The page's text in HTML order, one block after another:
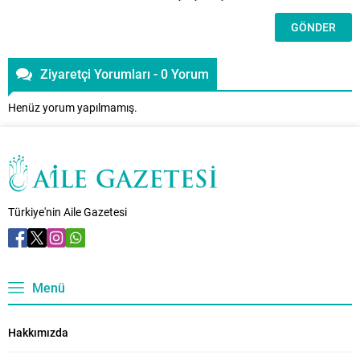
Ziyaretçi Yorumları - 0 Yorum
Henüz yorum yapılmamış.
Türkiye'nin Aile Gazetesi
Menü
Hakkımızda